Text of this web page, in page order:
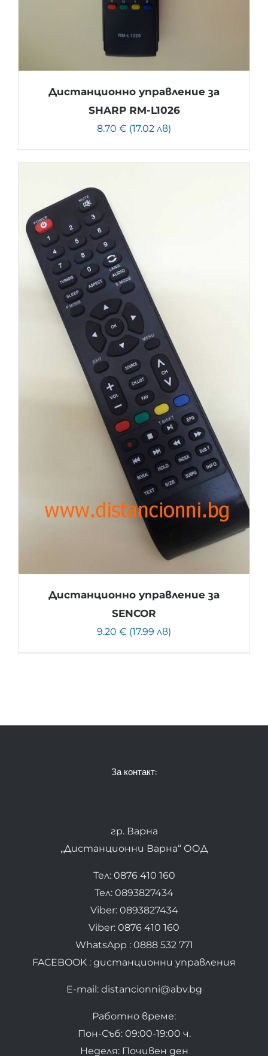
Дистанционно управление за
SHARP RM-L1026
8.70 € (17.02 лв)
Дистанционно управление за
SENCOR
9.20 € (17.99 лв)
За контакт:
гр. Варна
„Дистанционни Варна“ ООД
Тел: 0876 410 160
Тел: 0893827434
Viber: 0893827434
Viber: 0876 410 160
WhatsApp : 0888 532 771
FACEBOOK : дистанционни управления
E-mail: distancionni@abv.bg
Работно време:
Пон-Съб: 09:00-19:00 ч.
Неделя: Почивен ден